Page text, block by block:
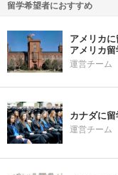
留学希望者におすすめ
アメリカ
アメリカ留
運営チーム
カナダに
運営チーム